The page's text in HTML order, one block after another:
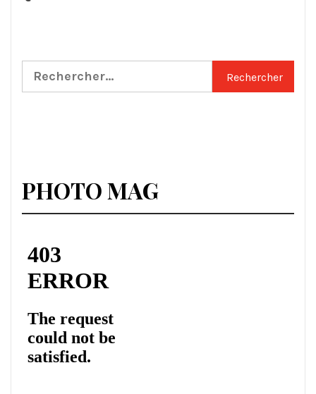
Rechercher :
PHOTO MAG